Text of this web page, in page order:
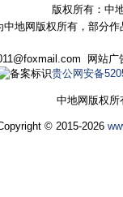
版权所有： 中
地网版权所有，部分
网站
贵公网安备
中地网版权
© 2015-2026